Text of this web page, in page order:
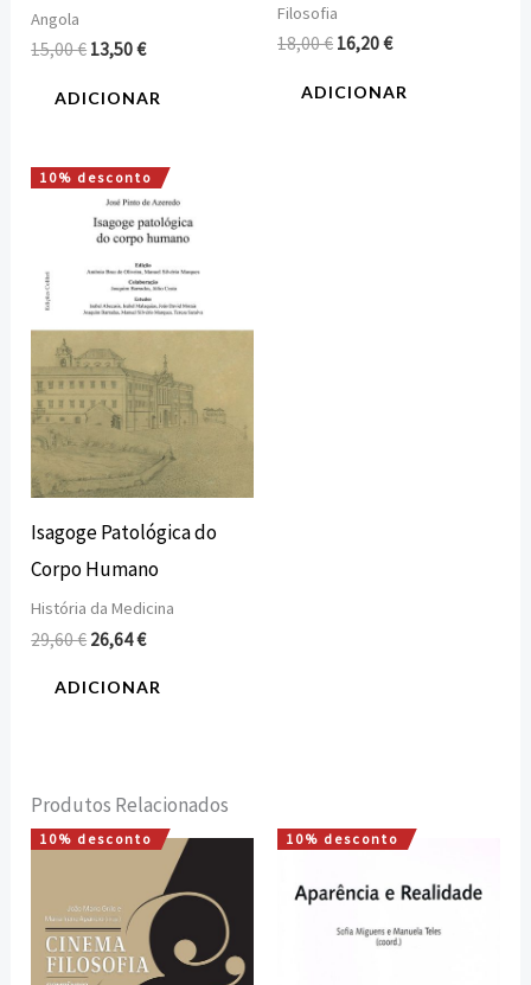
Angola
15,00€ 13,50€
ADICIONAR
Filosofia
18,00€ 16,20€
ADICIONAR
10% desconto
Isagoge Patológica do
Corpo Humano
História da Medicina
29,60€
O
preço
original
29,60 €.
26,64€
O
preço
atual
26,64 €.
ADICIONAR
Produtos Relacionados
10% desconto
O
era:
18,00 €.
O
preço
atual
é:
16,20 €.
10% desconto
O
original
10,00 €.
O
atual
9,00 €.